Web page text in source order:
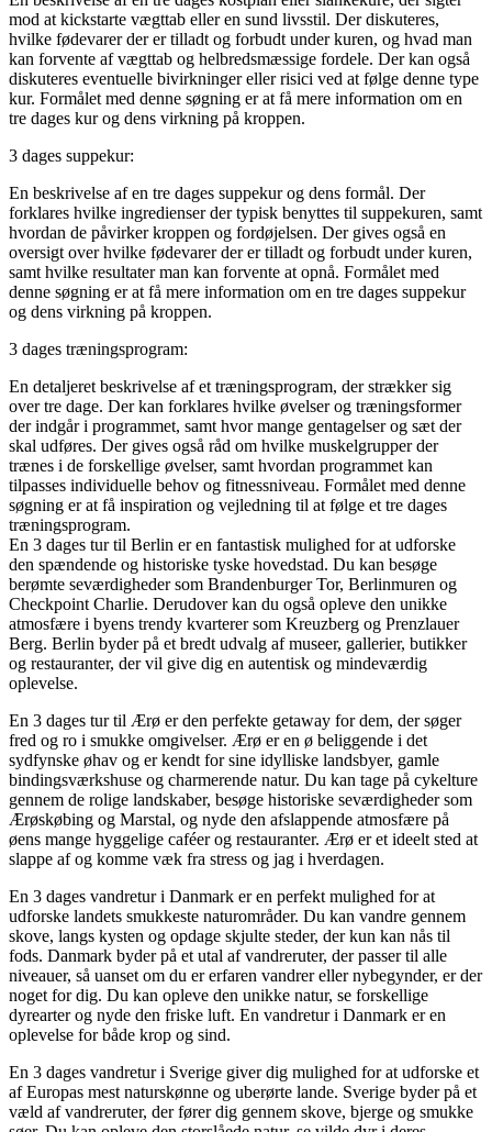
mod at kickstarte vægttab eller en sund livsstil. Der diskuteres,
hvilke fødevarer der er tilladt og forbudt under kuren, og hvad man
kan forvente af vægttab og helbredsmæssige fordele. Der kan også
diskuteres eventuelle bivirkninger eller risici ved at følge denne type
kur. Formålet med denne søgning er at få mere information om en
tre dages kur og dens virkning på kroppen.
3 dages suppekur:
En beskrivelse af en tre dages suppekur og dens formål. Der
forklares hvilke ingredienser der typisk benyttes til suppekuren, samt
hvordan de påvirker kroppen og fordøjelsen. Der gives også en
oversigt over hvilke fødevarer der er tilladt og forbudt under kuren,
samt hvilke resultater man kan forvente at opnå. Formålet med
denne søgning er at få mere information om en tre dages suppekur
og dens virkning på kroppen.
3 dages træningsprogram:
En detaljeret beskrivelse af et træningsprogram, der strækker sig
over tre dage. Der kan forklares hvilke øvelser og træningsformer
der indgår i programmet, samt hvor mange gentagelser og sæt der
skal udføres. Der gives også råd om hvilke muskelgrupper der
trænes i de forskellige øvelser, samt hvordan programmet kan
tilpasses individuelle behov og fitnessniveau. Formålet med denne
søgning er at få inspiration og vejledning til at følge et tre dages
træningsprogram.
En 3 dages tur til Berlin er en fantastisk mulighed for at udforske
den spændende og historiske tyske hovedstad. Du kan besøge
berømte seværdigheder som Brandenburger Tor, Berlinmuren og
Checkpoint Charlie. Derudover kan du også opleve den unikke
atmosfære i byens trendy kvarterer som Kreuzberg og Prenzlauer
Berg. Berlin byder på et bredt udvalg af museer, gallerier, butikker
og restauranter, der vil give dig en autentisk og mindeværdig
oplevelse.
En 3 dages tur til Ærø er den perfekte getaway for dem, der søger
fred og ro i smukke omgivelser. Ærø er en ø beliggende i det
sydfynske øhav og er kendt for sine idylliske landsbyer, gamle
bindingsværkshuse og charmerende natur. Du kan tage på cykelture
gennem de rolige landskaber, besøge historiske seværdigheder som
Ærøskøbing og Marstal, og nyde den afslappende atmosfære på
øens mange hyggelige caféer og restauranter. Ærø er et ideelt sted at
slappe af og komme væk fra stress og jag i hverdagen.
En 3 dages vandretur i Danmark er en perfekt mulighed for at
udforske landets smukkeste naturområder. Du kan vandre gennem
skove, langs kysten og opdage skjulte steder, der kun kan nås til
fods. Danmark byder på et utal af vandreruter, der passer til alle
niveauer, så uanset om du er erfaren vandrer eller nybegynder, er der
noget for dig. Du kan opleve den unikke natur, se forskellige
dyrearter og nyde den friske luft. En vandretur i Danmark er en
oplevelse for både krop og sind.
En 3 dages vandretur i Sverige giver dig mulighed for at udforske et
af Europas mest naturskønne og uberørte lande. Sverige byder på et
væld af vandreruter, der fører dig gennem skove, bjerge og smukke